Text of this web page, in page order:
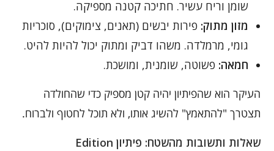
שומן וריח עשיר. חתיכה קטנה מספיקה.
מזון מתוק: פירות יבשים (תאנים, צימוקים), סוכריות
גומי, מרמלדה. משהו דביק ומתוק יכול להיות להיט.
חמאה: פשוטה, שומנית, ומושכת.
העיקר הוא שהפיתיון יהיה קטן מספיק כדי שהחולדה
תצטרך "להתאמץ" להשיג אותו, ולא תוכל לחטוף ולברוח.
שאלות ותשובות מהשטח: פיתיון Edition